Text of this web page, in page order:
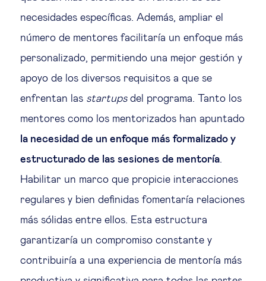
necesidades específicas. Además, ampliar el
número de mentores facilitaría un enfoque más
personalizado, permitiendo una mejor gestión y
apoyo de los diversos requisitos a que se
enfrentan las startupsdel programa. Tanto los
mentores como los mentorizados han apuntado
la necesidad de un enfoque más formalizado y
estructurado de las sesiones de mentoría.
Habilitar un marco que propicie interacciones
regulares y bien definidas fomentaría relaciones
más sólidas entre ellos. Esta estructura
garantizaría un compromiso constante y
contribuiría a una experiencia de mentoría más